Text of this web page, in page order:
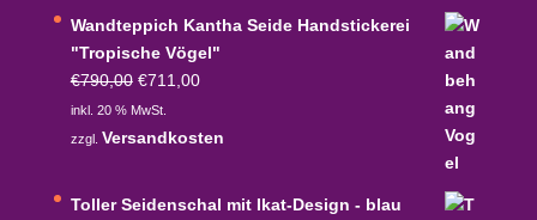
Wandteppich Kantha Seide Handstickerei
"Tropische Vögel"
€790,00 Ursprünglicher
Preis
war:
€711,00Aktueller
ist:
inkl. 20 % MwSt.
zzgl. Versandkosten
Toller Seidenschal mit Ikat-Design - blau